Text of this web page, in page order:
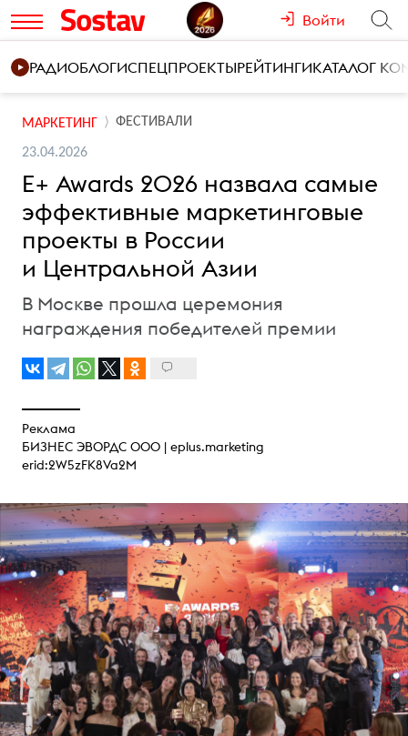
Войти
РАДИОБЛОГИСПЕЦПРОЕКТЫРЕЙТИНГИКАТАЛОГ
МАРКЕТИНГ ФЕСТИВАЛИ
23.04.2026
E+ Awards 2026 назвала самые
эффективные маркетинговые
проекты в России
и Центральной Азии
В Москве прошла церемония
награждения победителей премии
Реклама
БИЗНЕС ЭВОРДС ООО | eplus.marketing
erid:2W5zFK8Va2M